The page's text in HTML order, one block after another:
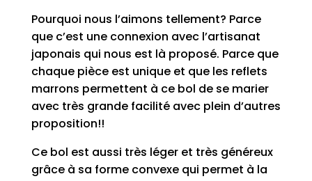
Pourquoi nous l’aimons tellement? Parce
que c’est une connexion avec l’artisanat
japonais qui nous est là proposé. Parce que
chaque pièce est unique et que les reflets
marrons permettent à ce bol de se marier
avec très grande facilité avec plein d’autres
proposition!!
Ce bol est aussi très léger et très généreux
grâce à sa forme convexe qui permet à la